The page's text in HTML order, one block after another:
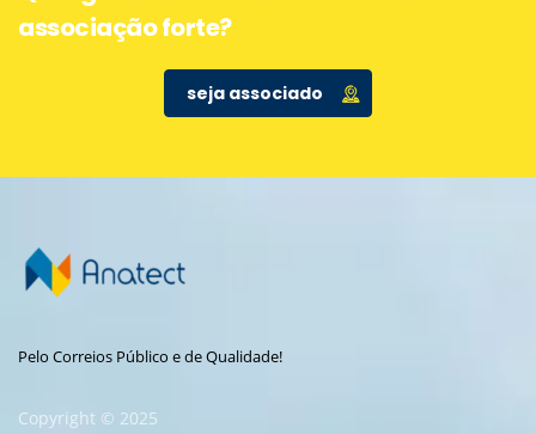
associação forte?
seja associado
Pelo Correios Público e de Qualidade!
Copyright © 2025